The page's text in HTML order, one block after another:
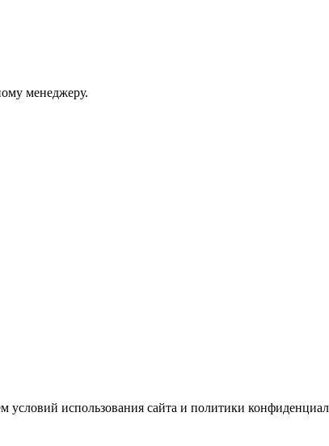
менеджеру.
условий использования сайта и политики